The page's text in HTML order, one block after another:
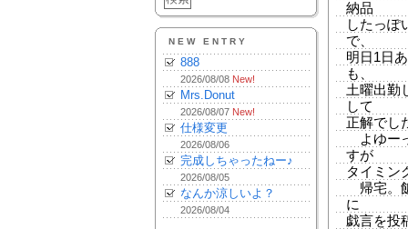
NEW ENTRY
888
2026/08/08 New!
Mrs.Donut
2026/08/07 New!
仕様変更
2026/08/06
完成しちゃったねー♪
2026/08/05
なんか涼しいよ？
2026/08/04
納品
したっぽ
で、
明日1日
も、
土曜出勤
して
正解でし
よゆー
すが
タイミン
帰宅。
に
戯言を投